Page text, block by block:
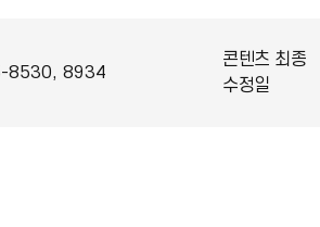
8530, 8934
콘텐츠 최종
수정일